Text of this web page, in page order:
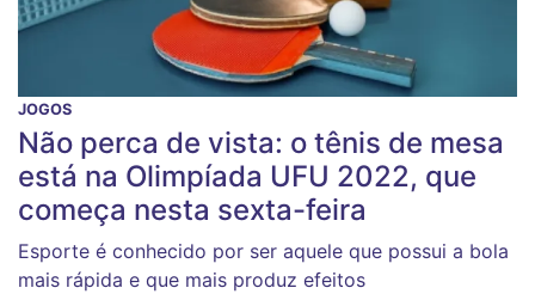
JOGOS
Não perca de vista: o tênis de mesa
está na Olimpíada UFU 2022, que
começa nesta sexta-feira
Esporte é conhecido por ser aquele que possui a bola
mais rápida e que mais produz efeitos